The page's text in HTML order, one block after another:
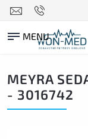
MEYRA
- 3016742